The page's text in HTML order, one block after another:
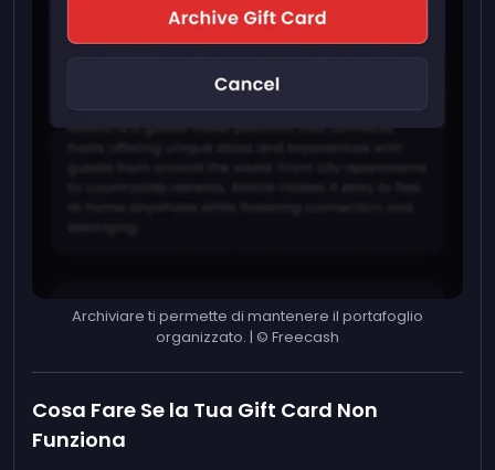
Archiviare ti permette di mantenere il portafoglio
organizzato. | © Freecash
Cosa Fare Se la Tua Gift Card Non
Funziona